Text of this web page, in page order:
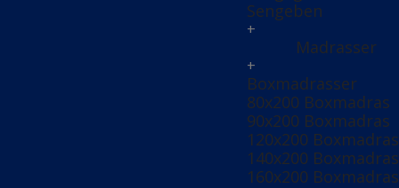
Sengeben
+
Madrasser
+
Boxmadrasser
80x200 Boxmadras
90x200 Boxmadras
120x200 Boxmadras
140x200 Boxmadras
160x200 Boxmadras